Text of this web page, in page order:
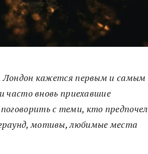
Лондон кажется первым и самым
часто вновь приехавшие
с теми, кто предпочел
мотивы, любимые места